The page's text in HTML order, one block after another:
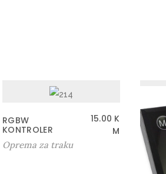
RGBW
KONTROLER
15.00 K
M
Oprema za traku